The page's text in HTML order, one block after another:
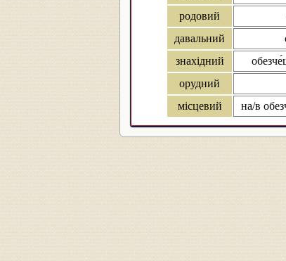
родовий
давальний
знахідний
орудний
місцевий
на/в